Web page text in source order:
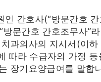
인 간호사(“방문간호
방문간호 간호조무사”
과의사의 지시서(이하
따라 수급자의 가정
장기요양급여를 말합